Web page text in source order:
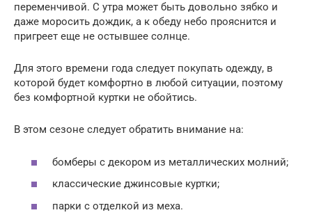
переменчивой. С утра может быть довольно зябко и
даже моросить дождик, а к обеду небо прояснится и
пригреет еще не остывшее солнце.
Для этого времени года следует покупать одежду, в
которой будет комфортно в любой ситуации, поэтому
без комфортной куртки не обойтись.
В этом сезоне следует обратить внимание на:
бомберы с декором из металлических молний;
классические джинсовые куртки;
парки с отделкой из меха.